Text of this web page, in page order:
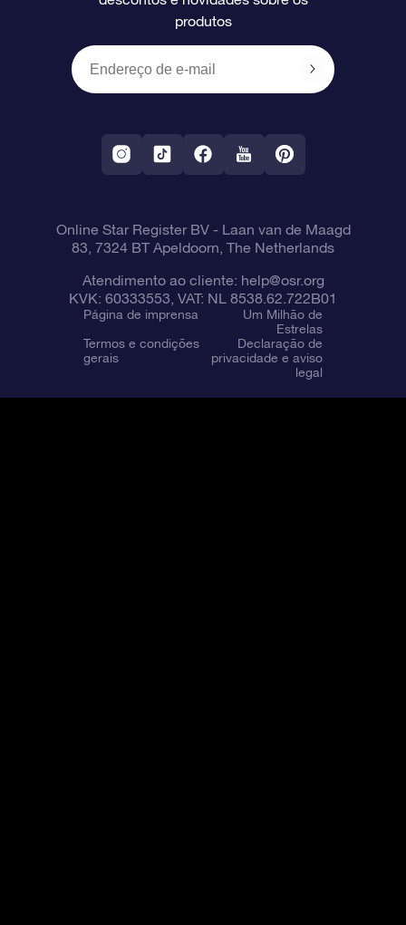
Presentes corporativos
Um Milhão de Estrelas
OSR Starsaver
Aplicativo RV Fly me to the stars
Política de devolução
Constelações
produtos
Online Star Register BV- Laan van de Maagd
83, 7324 BT Apeldoorn, The Netherlands
Atendimento ao cliente: help@osr.org
KVK: 60333553, VAT: NL 8538.62.722B01
Página de imprensa
Um Milhão de
Estrelas
Termos e condições
gerais
Declaração de
privacidade e aviso
legal